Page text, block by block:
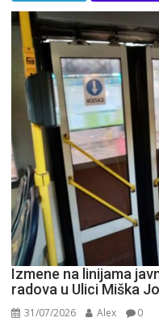
Izmene na linijama
radova u Ulici Miška
31/07/2026 Alex 0